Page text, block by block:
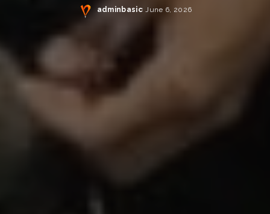
Posted
adminbasic June 6, 2026